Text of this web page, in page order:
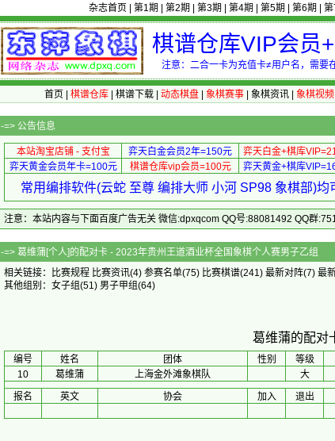
杂志首页 第1期 第2期 第3期 第4期 第5期 第6期 第
棋谱仓库VIP会员
注意：二合一卡为充值卡≠用户名，需要
首页 棋谱仓库| 棋谱下载| 动态棋盘| 象棋赛事| 象棋资讯| 象棋视频
-=> 公告信息
本站淘宝店铺 - 支付宝 弈天白金会员2年=150元 弈天白金+棋库
弈天黄金会员年卡=100元
棋谱仓库vip会员=100元 弈天黄金+棋库
常用编排软件(云蛇 至尊 编排大师 小河 SP98 象棋部)
注意：本站内容与下面百度广告无关 微信:dpxqcom QQ号:88081492 QQ群
-=> 葛维蒲[个人]的配对卡 - 2023年贵州王道酒业杯全国
相关链接：
比赛规程 比赛资讯(4) 参赛名单(75) 比赛棋谱(241) 最新对阵(7) 最
其他组别： 女子组(51) 男子甲组(64)
葛维蒲的配对
编号 姓名 团体 性别 等级
10
葛维蒲 上海金外滩象棋队 大
报名
英文 协会 加入 退出